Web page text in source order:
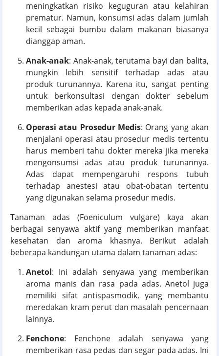
meningkatkan risiko keguguran atau kelahiran
prematur. Namun, konsumsi adas dalam jumlah
kecil sebagai bumbu dalam makanan biasanya
dianggap aman.
Anak-anak: Anak-anak, terutama bayi dan balita,
mungkin lebih sensitif terhadap adas atau
produk turunannya. Karena itu, sangat penting
untuk berkonsultasi dengan dokter sebelum
memberikan adas kepada anak-anak.
Operasi atau Prosedur Medis: Orang yang akan
menjalani operasi atau prosedur medis tertentu
harus memberi tahu dokter mereka jika mereka
mengonsumsi adas atau produk turunannya.
Adas dapat mempengaruhi respons tubuh
terhadap anestesi atau obat-obatan tertentu
yang digunakan selama prosedur medis.
Tanaman adas (Foeniculum vulgare) kaya akan
berbagai senyawa aktif yang memberikan manfaat
kesehatan dan aroma khasnya. Berikut adalah
beberapa kandungan utama dalam tanaman adas:
Anetol: Ini adalah senyawa yang memberikan
aroma manis dan rasa pada adas. Anetol juga
memiliki sifat antispasmodik, yang membantu
meredakan kram perut dan masalah pencernaan
lainnya.
Fenchone: Fenchone adalah senyawa yang
memberikan rasa pedas dan segar pada adas. Ini